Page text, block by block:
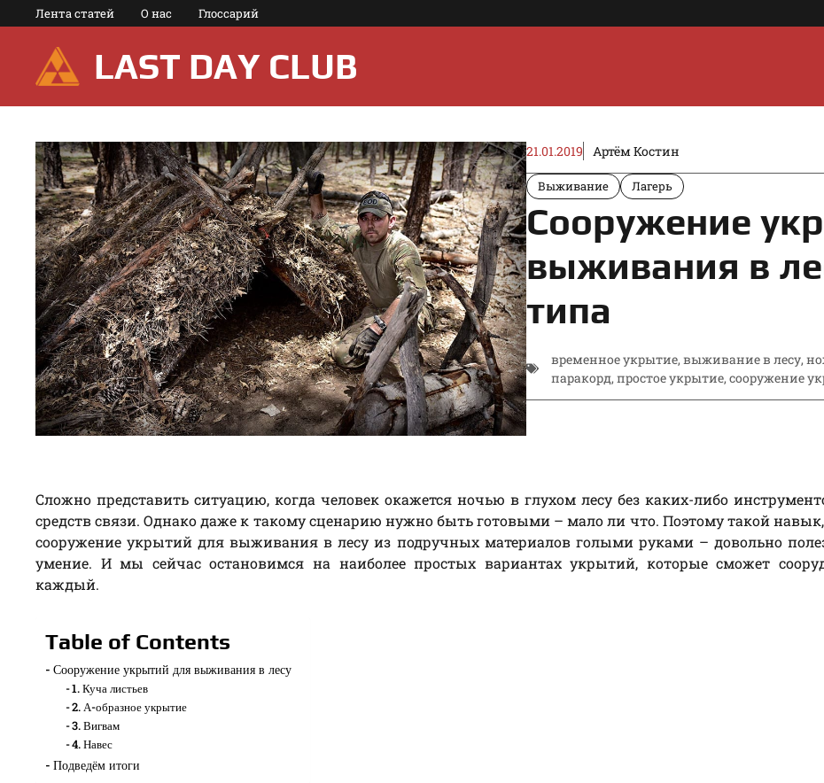
Перейти
к
содержимому
Лента статей О нас Глоссарий
LAST DAY CLUB
21.01.2019 Артём Костин
Выживание Лагерь
Сооружение
выживания в
типа
временное укрытие, выживание в лесу,
паракорд, простое укрытие, сооружение
Сложно представить ситуацию, когда человек окажется ночью в глухом лесу без каких-либо
средств связи. Однако даже к такому сценарию нужно быть готовыми – мало ли что. Поэтому такой
сооружение укрытий для выживания в лесу из подручных материалов голыми руками – довольно
умение. И мы сейчас остановимся на наиболее простых вариантах укрытий, которые сможет
каждый.
Table of Contents
Сооружение укрытий для выживания в лесу
1. Куча листьев
2. А-образное укрытие
3. Вигвам
4. Навес
Подведём итоги